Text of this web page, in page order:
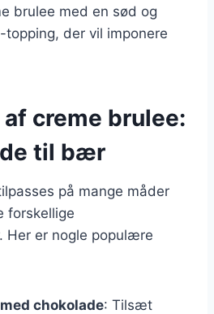
brulee med en sød og
der vil imponere
creme brulee:
til bær
på mange måder
forskellige
Her er nogle populære
chokolade: Tilsæt